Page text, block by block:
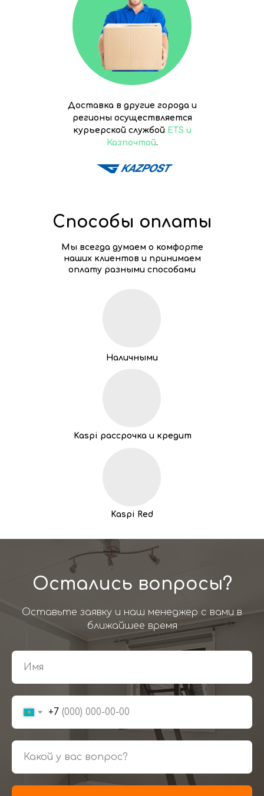
Доставка в другие города и
регионы осуществляется
курьерской службой ETS и
Казпочтой.
Наличными
Kaspi рассрочка и кредит
Kaspi Red
Способы оплаты
Мы всегда думаем о комфорте
наших клиентов и принимаем
оплату разными способами
Остались вопросы?
Оставьте заявку и наш менеджер с вами в
ближайшее время
+7